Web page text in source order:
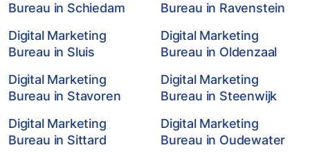
Bureau in Schiedam
Bureau in Ravenstein
Digital Marketing
Bureau in Sluis
Digital Marketing
Bureau in Oldenzaal
Digital Marketing
Bureau in Stavoren
Digital Marketing
Bureau in Steenwijk
Digital Marketing
Bureau in Sittard
Digital Marketing
Bureau in Oudewater